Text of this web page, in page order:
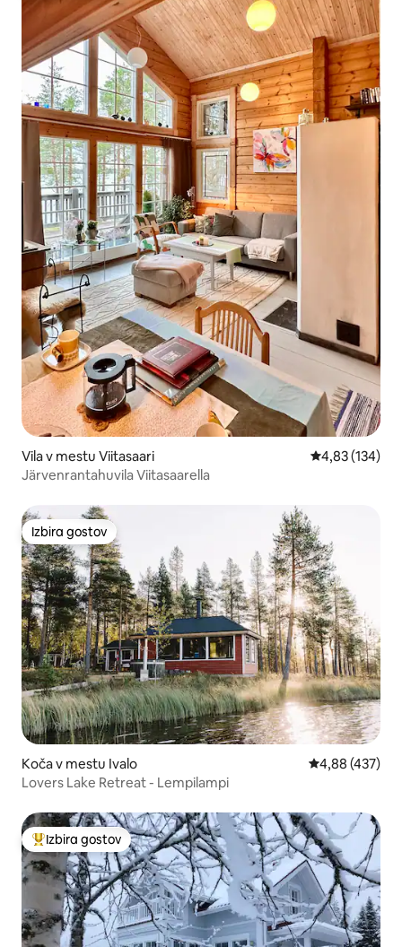
Vila v mestu Viitasaari Povprečna
4,83 (134)
Järvenrantahuvila Viitasaarella
Izbira gostov
Izbira gostov
Koča v mestu Ivalo Povprečna
4,88 (437)
Lovers Lake Retreat - Lempilampi
Najbolj priljubljena prenočišča z značko »Izbira gostov«
Izbira gostov